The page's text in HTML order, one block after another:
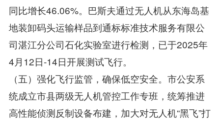
同比增长46.06%。巴斯夫通过无人机从东海岛基
地装卸码头运输样品到通标标准技术服务有限公
司湛江分公司石化实验室进行检测，已于2025年
4月12日-14日开展测试飞行。
（五）强化飞行监管，确保低空安全。市公安系
统成立市县两级无人机管控工作专班，统筹推进
高性能侦测反制设备布建，加大对无人机“黑飞”打